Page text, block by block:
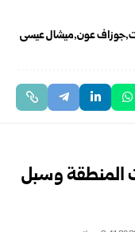
جوزاف عون ميشال عيسى
المنطقة وسبل